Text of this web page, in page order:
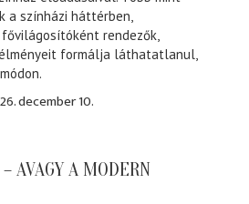
a színházi háttérben,
rendezők,
formálja láthatatlanul,
december 10.
AVAGY A MODERN